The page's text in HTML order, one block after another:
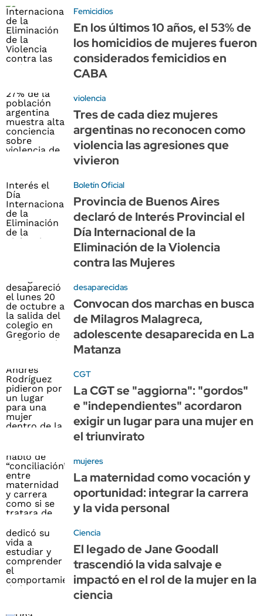
Femicidios
En los últimos 10 años, el 53% de
los homicidios de mujeres fueron
considerados femicidios en
CABA
violencia
Tres de cada diez mujeres
argentinas no reconocen como
violencia las agresiones que
vivieron
Boletín Oficial
Provincia de Buenos Aires
declaró de Interés Provincial el
Día Internacional de la
Eliminación de la Violencia
contra las Mujeres
desaparecidas
Convocan dos marchas en busca
de Milagros Malagreca,
adolescente desaparecida en La
Matanza
CGT
La CGT se "aggiorna": "gordos"
e "independientes" acordaron
exigir un lugar para una mujer en
el triunvirato
mujeres
La maternidad como vocación y
oportunidad: integrar la carrera
y la vida personal
Ciencia
El legado de Jane Goodall
trascendió la vida salvaje e
impactó en el rol de la mujer en la
ciencia